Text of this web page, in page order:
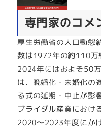
専門家のコメ
厚生労働省の人口動態
数は1972年の約110万
2024年にはおよそ50
は、晩婚化・未婚化の
る式の延期・中止が影
ブライダル産業におけ
2020〜2023年度にか